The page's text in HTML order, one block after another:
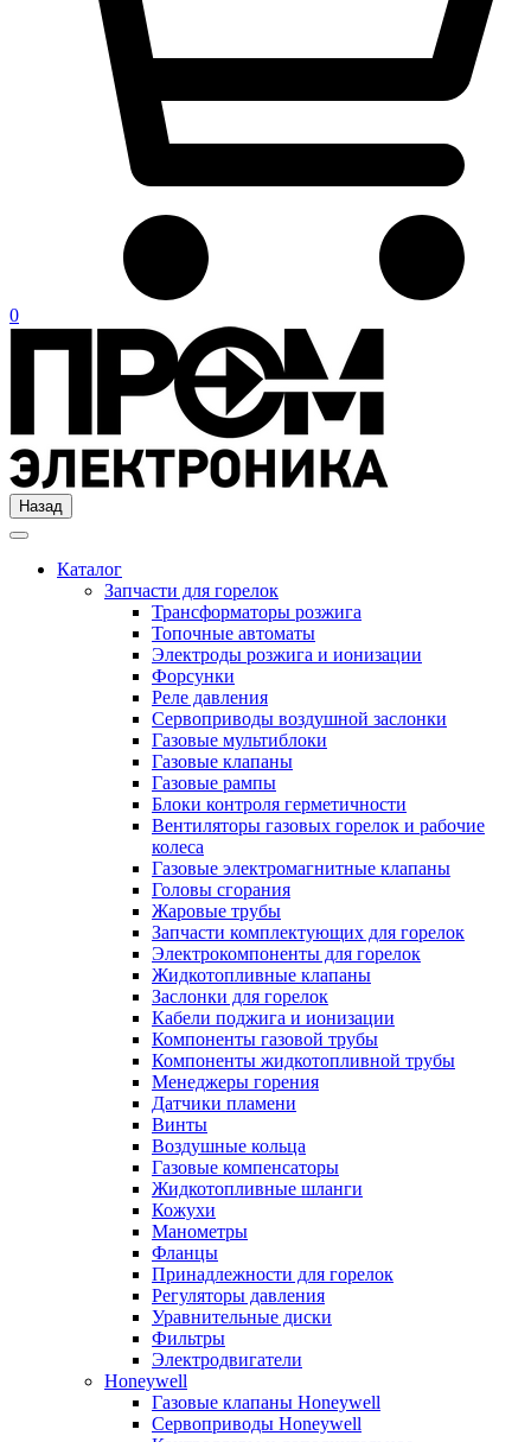
0
Назад
Каталог
Запчасти для горелок
Трансформаторы розжига
Топочные автоматы
Электроды розжига и ионизации
Форсунки
Реле давления
Сервоприводы воздушной заслонки
Газовые мультиблоки
Газовые клапаны
Газовые рампы
Блоки контроля герметичности
Вентиляторы газовых горелок и рабочие
колеса
Газовые электромагнитные клапаны
Головы сгорания
Жаровые трубы
Запчасти комплектующих для горелок
Электрокомпоненты для горелок
Жидкотопливные клапаны
Заслонки для горелок
Кабели поджига и ионизации
Компоненты газовой трубы
Компоненты жидкотопливной трубы
Менеджеры горения
Датчики пламени
Винты
Воздушные кольца
Газовые компенсаторы
Жидкотопливные шланги
Кожухи
Манометры
Фланцы
Принадлежности для горелок
Регуляторы давления
Уравнительные диски
Фильтры
Электродвигатели
Honeywell
Газовые клапаны Honeywell
Сервоприводы Honeywell